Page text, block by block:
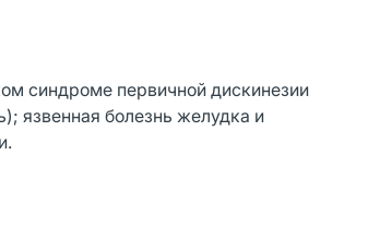
синдроме первичной дискинезии
язвенная болезнь желудка и